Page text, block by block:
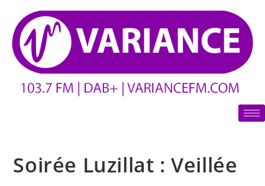
Soirée Luzillat : Veillée